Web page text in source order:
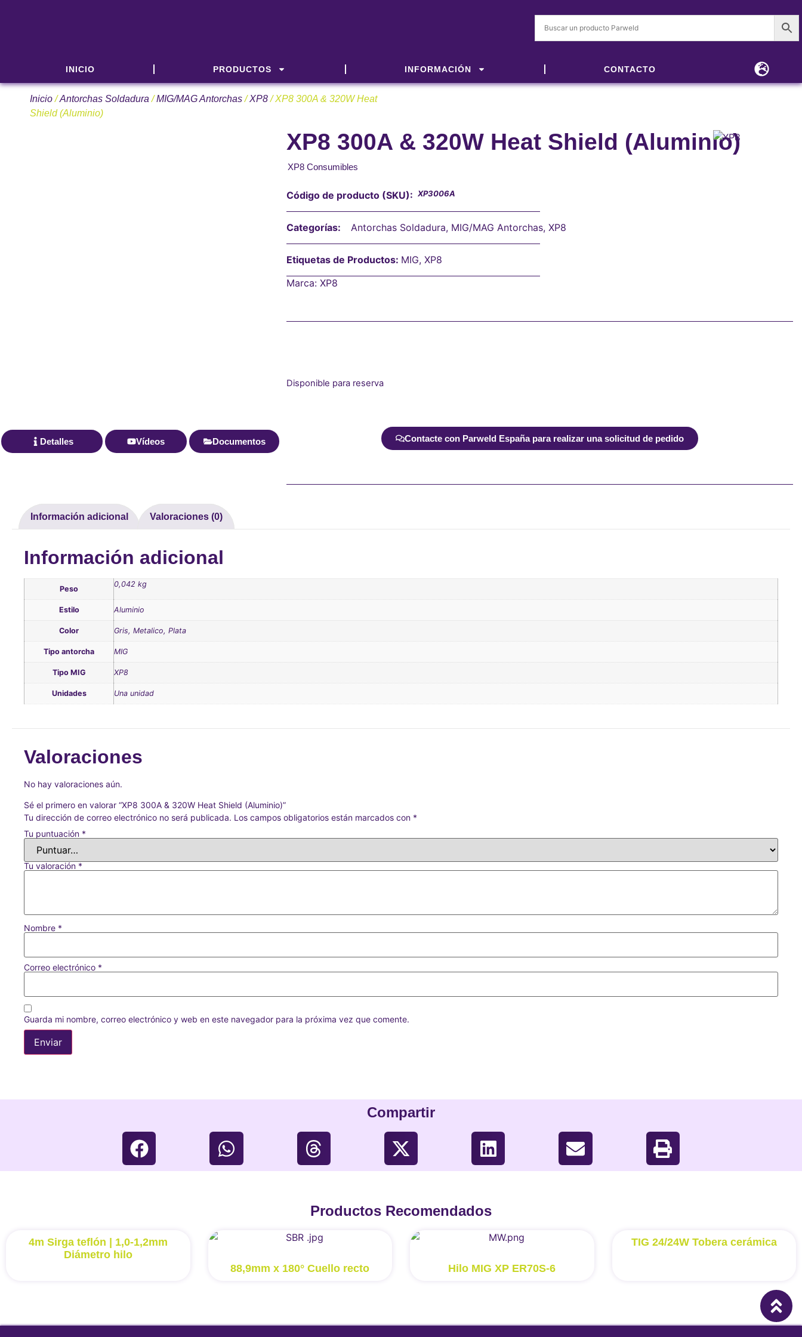
INICIO PRODUCTOS INFORMACIÓN CONTACTO
Inicio/Antorchas Soldadura /MIG/MAG Antorchas/XP8/ XP8 300A & 320W Heat
Shield (Aluminio)
Detalles Vídeos Documentos
XP8 300A & 320W Heat Shield (Aluminio)
XP8 Consumibles
Código de producto (SKU):XP3006A
Categorías: Antorchas Soldadura, MIG/MAG Antorchas,XP8
Etiquetas de Productos: MIG,XP8
Marca:XP8
Disponible para reserva
Contacte con Parweld España para realizar una solicitud de pedido
Información adicional Valoraciones (0)
Información adicional
Peso
0,042 kg
Estilo Aluminio
Color Gris, Metalico, Plata
Tipo antorcha MIG
Tipo MIG XP8
Unidades Una unidad
Valoraciones
No hay valoraciones aún.
Sé el primero en valorar “XP8 300A & 320W Heat Shield (Aluminio)”
Tu dirección de correo electrónico no será publicada. Los campos obligatorios están marcados con *
Tu puntuación *
Tu valoración *
Nombre *
Correo electrónico *
Guarda mi nombre, correo electrónico y web en este navegador para la próxima vez que comente.
Compartir
Productos Recomendados
4m Sirga teflón | 1,0-1,2mm
Diámetro hilo
88,9mm x 180° Cuello recto
Hilo MIG XP ER70S-6
TIG 24/24W Tobera cerámica